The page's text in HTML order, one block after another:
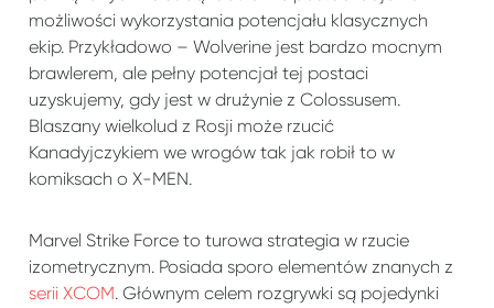
możliwości wykorzystania potencjału klasycznych
ekip. Przykładowo – Wolverine jest bardzo mocnym
brawlerem, ale pełny potencjał tej postaci
uzyskujemy, gdy jest w drużynie z Colossusem.
Blaszany wielkolud z Rosji może rzucić
Kanadyjczykiem we wrogów tak jak robił to w
komiksach o X-MEN.
Marvel Strike Force to turowa strategia w rzucie
izometrycznym. Posiada sporo elementów znanych z
serii XCOM. Głównym celem rozgrywki są pojedynki